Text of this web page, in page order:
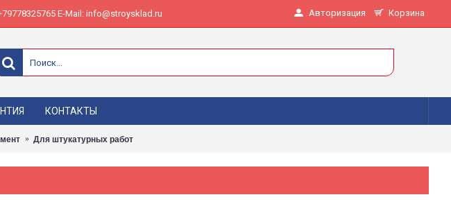
E-Mail: info@stroysklad.ru Авторизация Корзина
КОНТАКТЫ
Для штукатурных работ